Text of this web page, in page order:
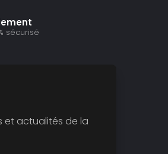
sécurisé
et actualités de la